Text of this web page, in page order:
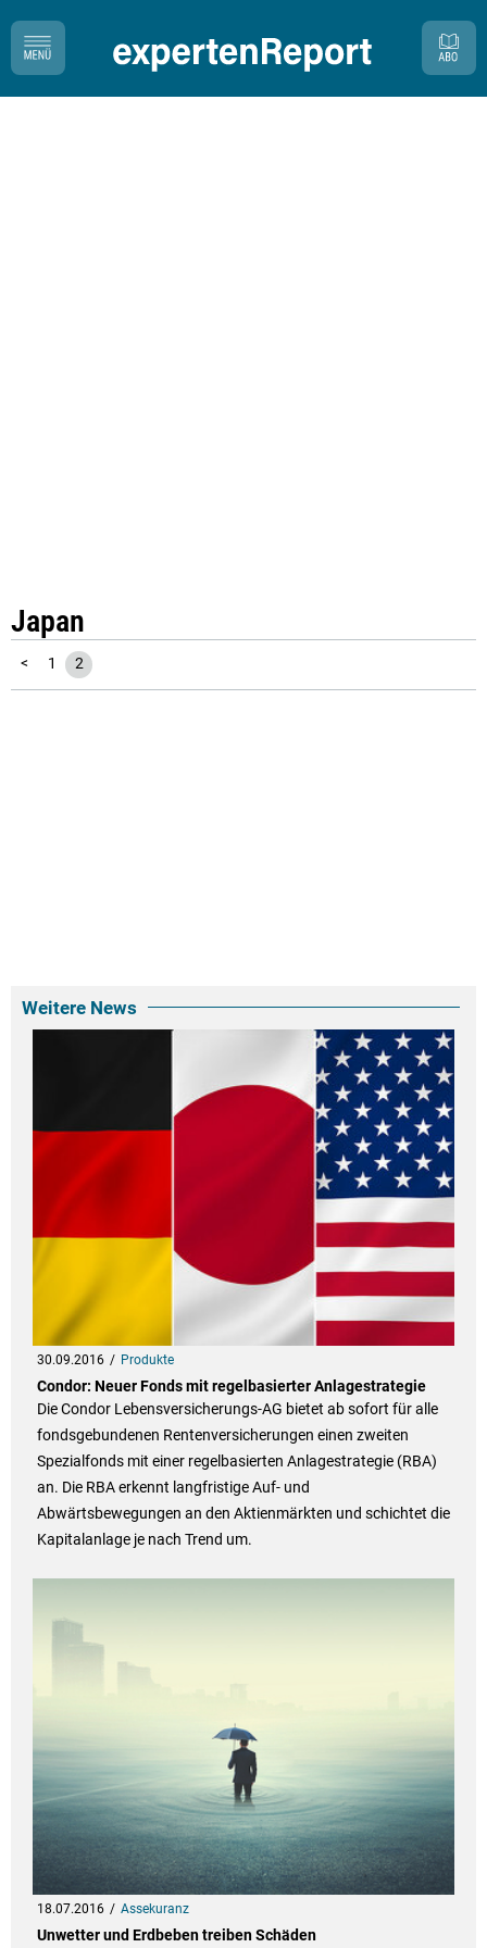
Japan
< 1 2
Weitere News
30.09.2016 Produkte
Condor: Neuer Fonds mit regelbasierter Anlagestrategie
Die Condor Lebensversicherungs-AG bietet ab sofort für alle
fondsgebundenen Rentenversicherungen einen zweiten
Spezialfonds mit einer regelbasierten Anlagestrategie (RBA)
an. Die RBA erkennt langfristige Auf- und
Abwärtsbewegungen an den Aktienmärkten und schichtet die
Kapitalanlage je nach Trend um.
18.07.2016 Assekuranz
Unwetter und Erdbeben treiben Schäden